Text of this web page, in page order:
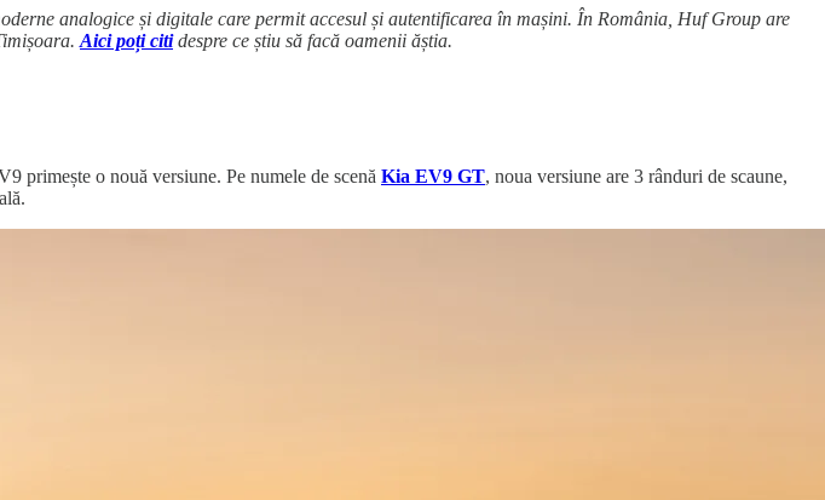
analogice și digitale care permit accesul și autentificarea în mașini. În România, Huf Group are
Aici poți citidespre ce știu să facă oamenii ăștia.
primește o nouă versiune. Pe numele de scenă Kia EV9 GT, noua versiune are 3 rânduri de scaune,